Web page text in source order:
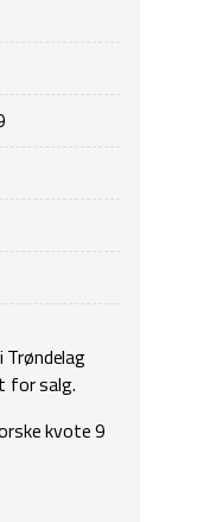
Trøndelag
for salg.
kvote 9